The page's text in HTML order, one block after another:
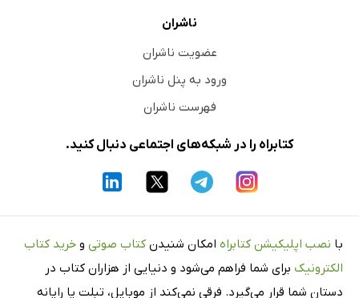
ناشران
عضویت ناشران
ورود به پنل ناشران
فهرست ناشران
کتابراه را در شبکه‌های اجتماعی دنبال کنید.
با نصب اپلیکیشن کتابراه امکان شنیدن کتاب صوتی و خرید کتاب
الکترونیک برای شما فراهم می‌شود و دنیایی از هزاران کتاب در
دستان شما قرار می‌گیرد. فرقی نمی‌کند از موبایل، تبلت یا رایانه